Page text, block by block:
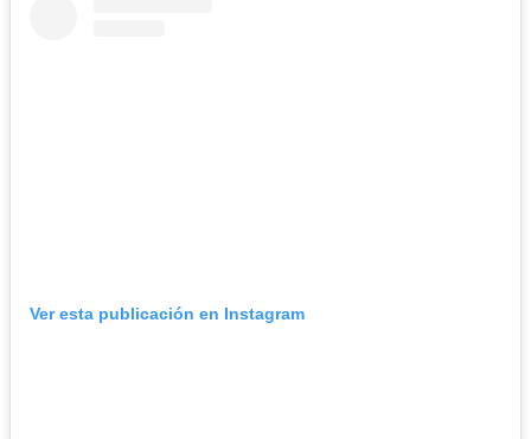
Ver esta publicación en Instagram